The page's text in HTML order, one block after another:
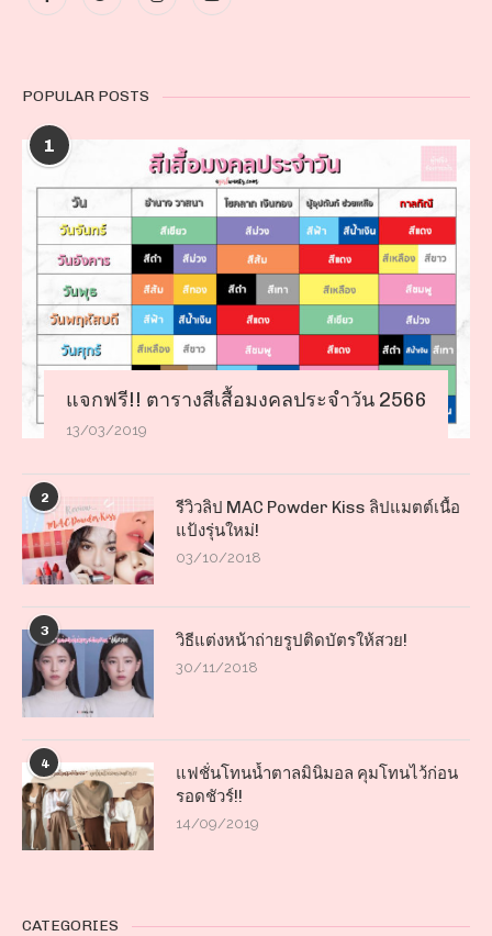
POPULAR POSTS
1
แจกฟรี!! ตารางสีเสื้อมงคลประจำวัน 2566
13/03/2019
2
รีวิวลิป MAC Powder Kiss ลิปแมตต์เนื้อ
แป้งรุ่นใหม่!
03/10/2018
3 วิธีแต่งหน้าถ่ายรูปติดบัตรให้สวย!
30/11/2018
4
แฟชั่นโทนน้ำตาลมินิมอล คุมโทนไว้ก่อน
รอดชัวร์!!
14/09/2019
CATEGORIES